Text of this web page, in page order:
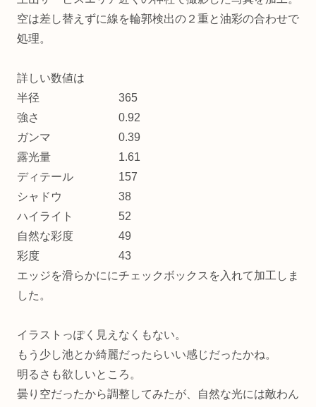
空は差し替えずに線を輪郭検出の２重と油彩の合わせで
処理。
詳しい数値は
半径 365
強さ 0.92
ガンマ 0.39
露光量 1.61
ディテール 157
シャドウ 38
ハイライト 52
自然な彩度 49
彩度 43
エッジを滑らかににチェックボックスを入れて加工しま
した。
イラストっぽく見えなくもない。
もう少し池とか綺麗だったらいい感じだったかね。
明るさも欲しいところ。
曇り空だったから調整してみたが、自然な光には敵わん